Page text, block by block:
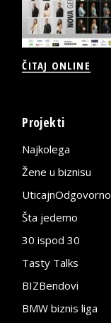
ČITAJ ONLINE
Projekti
Najkolega
Žene u biznisu
UticajnOdgovorno
Šta jedemo
30 ispod 30
Tasty Talks
BIZBendovi
BMW biznis liga